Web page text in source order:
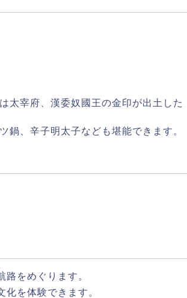
太宰府、漢委奴國王の金印が出土した
鍋、辛子明太子なども堪能できます。
をめぐります。
を体験できます。